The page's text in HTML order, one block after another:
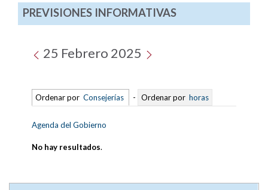
PREVISIONES INFORMATIVAS
25 Febrero 2025
Ordenar por Consejerías - Ordenar por horas
Agenda del Gobierno
No hay resultados.